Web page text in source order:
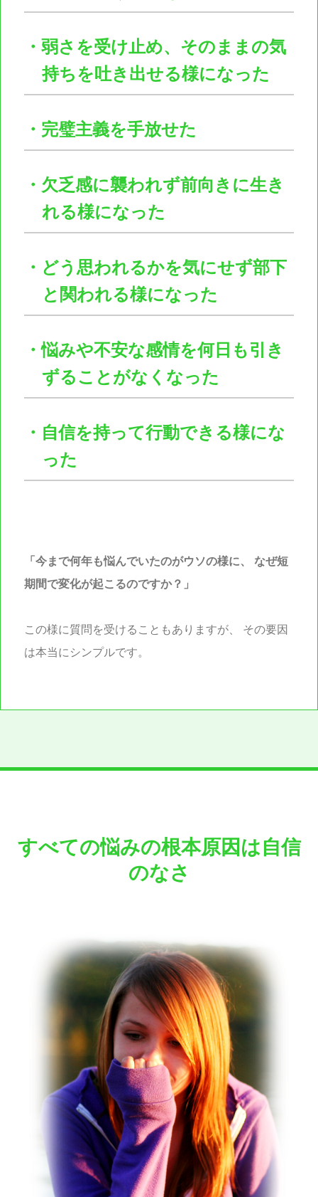
・弱さを受け止め、そのままの気
持ちを吐き出せる様になった
・完璧主義を手放せた
・欠乏感に襲われず前向きに生き
れる様になった
・どう思われるかを気にせず部下
と関われる様になった
・悩みや不安な感情を何日も引き
ずることがなくなった
・自信を持って行動できる様にな
った
「今まで何年も悩んでいたのがウソの様に、
なぜ短
期間で変化が起こるのですか？」
この様に質問を受けることもありますが、
その要因
は本当にシンプルです。
すべての悩みの根本原因は自信
のなさ